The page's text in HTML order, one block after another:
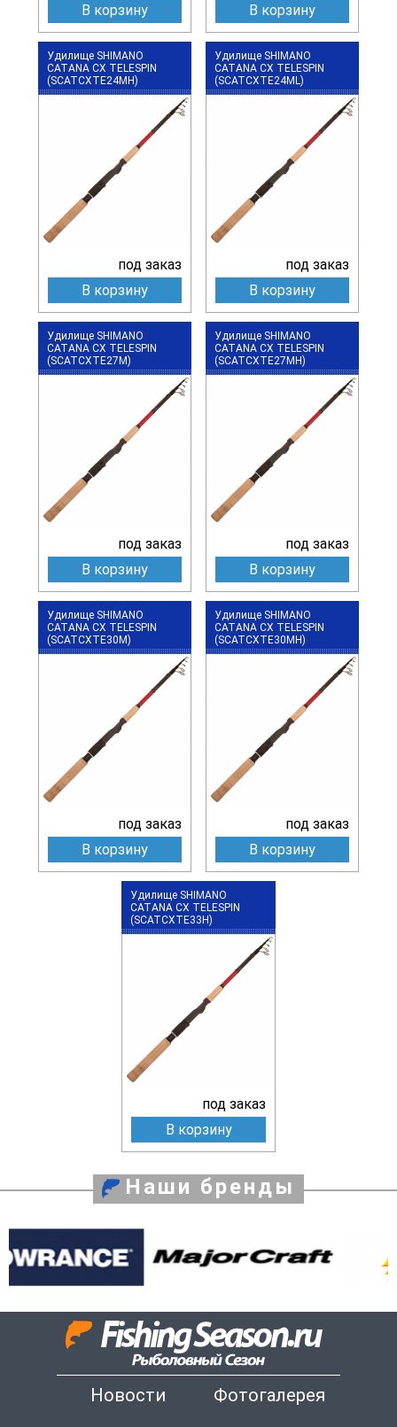
В корзину
В корзину
Удилище SHIMANO
CATANA CX TELESPIN
(SCATCXTE24MH)
под заказ
В корзину
Удилище SHIMANO
CATANA CX TELESPIN
(SCATCXTE24ML)
под заказ
В корзину
Удилище SHIMANO
CATANA CX TELESPIN
(SCATCXTE27M)
под заказ
В корзину
Удилище SHIMANO
CATANA CX TELESPIN
(SCATCXTE27MH)
под заказ
В корзину
Удилище SHIMANO
CATANA CX TELESPIN
(SCATCXTE30M)
под заказ
В корзину
Удилище SHIMANO
CATANA CX TELESPIN
(SCATCXTE30MH)
под заказ
В корзину
Удилище SHIMANO
CATANA CX TELESPIN
(SCATCXTE33H)
под заказ
В корзину
Наши бренды
Новости
Фотогалерея